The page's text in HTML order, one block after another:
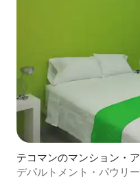
テコマンのマンション・
デパルトメント・パウリ